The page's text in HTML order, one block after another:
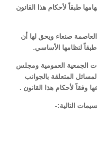
طبقاً لأحكام هذا القانون
العاصمة صنعاء ويحق لها أن
لنظامها الأساسي.
الجمعية العمومية ومجلس
المتعلقة بالجوانب
وفقاً لأحكام هذا القانون .